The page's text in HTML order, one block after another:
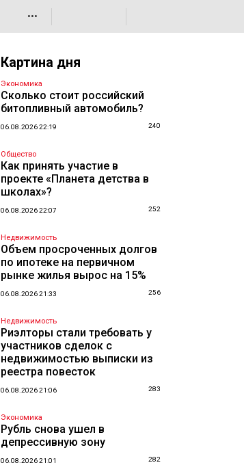
•••
Картина дня
Экономика
Сколько стоит российский
битопливный автомобиль?
06.08.2026 22:19 240
Общество
Как принять участие в
проекте «Планета детства в
школах»?
06.08.2026 22:07 252
Недвижимость
Объем просроченных долгов
по ипотеке на первичном
рынке жилья вырос на 15%
06.08.2026 21:33 256
Недвижимость
Риэлторы стали требовать у
участников сделок с
недвижимостью выписки из
реестра повесток
06.08.2026 21:06 283
Экономика
Рубль снова ушел в
депрессивную зону
06.08.2026 21:01 282